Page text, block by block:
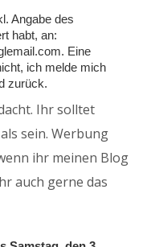
Angabe des
habt, an:
Eine
ich melde mich
zurück.
Ihr solltet
sein. Werbung
ihr meinen Blog
auch gerne das